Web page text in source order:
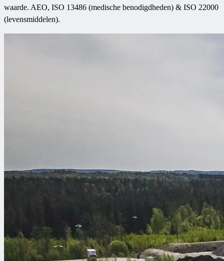
waarde. AEO, ISO 13486 (medische benodigdheden) & ISO 22000
(levensmiddelen).